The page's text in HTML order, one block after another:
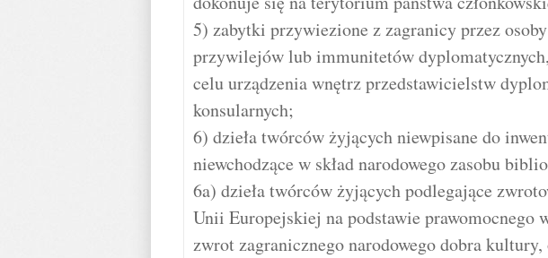
5) zabytki przywiezione z zagranicy przez
przywilejów lub immunitetów
celu urządzenia wnętrz przedstawicielstw
konsularnych;
6) dzieła twórców żyjących niewpisane do
niewchodzące w skład narodowego zasobu
6a) dzieła twórców żyjących podlegające
Unii Europejskiej na podstawie prawomocnego
zwrot zagranicznego narodowego dobra